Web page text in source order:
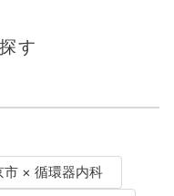
す
市 × 循環器内科